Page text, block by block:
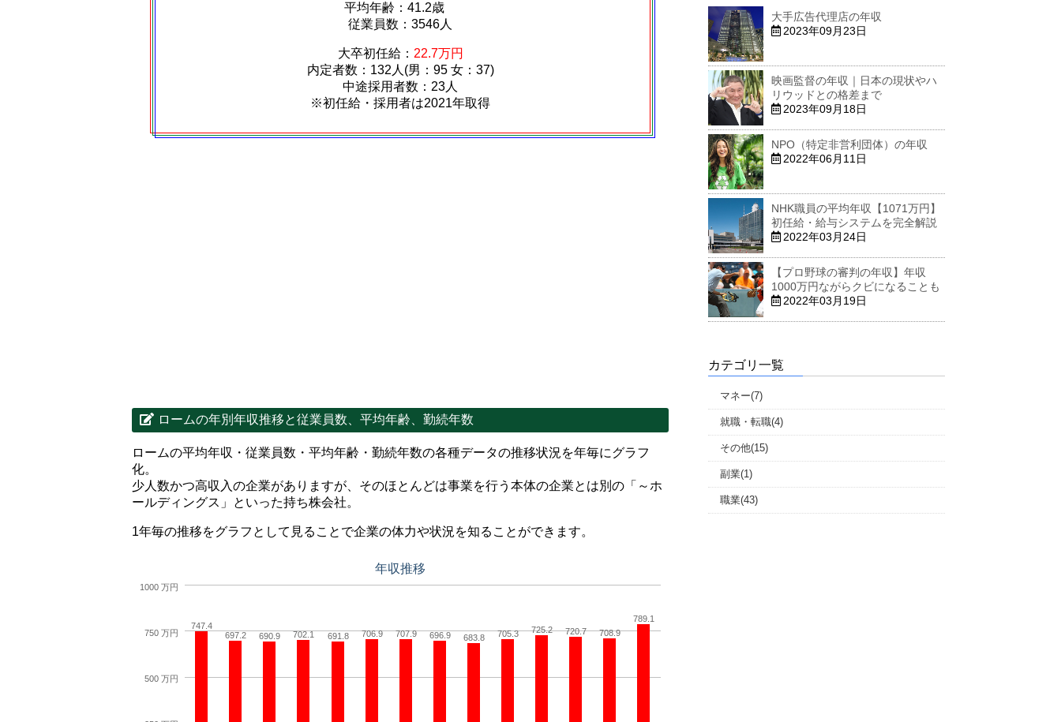
平均年齢：41.2歳
従業員数：3546人
大卒初任給： 22.7万円
内定者数：132人(男：95 女：37)
中途採用者数：23人
※初任給・採用者は2021年取得
ロームの年別年収推移と従業員数、平均年齢、勤続年数
ロームの平均年収・従業員数・平均年齢・勤続年数の各種データの推移状況を年毎にグラフ
化。
少人数かつ高収入の企業がありますが、そのほとんどは事業を行う本体の企業とは別の「～ホ
ールディングス」といった持ち株会社。
1年毎の推移をグラフとして見ることで企業の体力や状況を知ることができます。
年収推移
747.4
697.2
690.9 702.1 691.8 706.9 707.9 696.9 683.8 705.3 725.2 720.7 708.9
789.1
1000 万円
500 万円
750 万円
大手広告代理店の年収
2023年09月23日
映画監督の年収｜日本の現状やハ
リウッドとの格差まで
2023年09月18日
NPO（特定非営利団体）の年収
2022年06月11日
NHK職員の平均年収【1071万円】
初任給・給与システムを完全解説
2022年03月24日
【プロ野球の審判の年収】年収
1000万円ながらクビになることも
2022年03月19日
カテゴリ一覧
マネー(7)
就職・転職(4)
その他(15)
副業(1)
職業(43)